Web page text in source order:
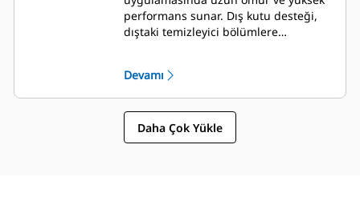
performans sunar. Dış kutu desteği,
dıştaki temizleyici bölümlere
en aza indirecek şekilde
tasarlanmıştır.
Devamı
Daha Çok Yükle